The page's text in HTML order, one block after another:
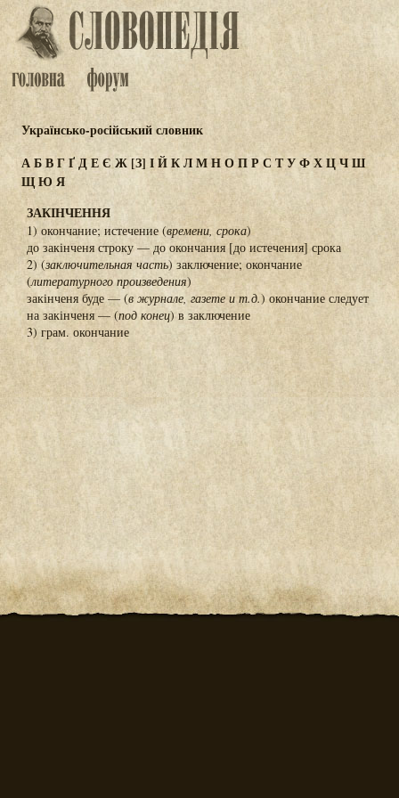
Українсько-російський словник
АБВГҐДЕЄ Ж[З] ІЙКЛМНОПР С ТУФХЦЧШ
ЩЮ Я
ЗАКІНЧЕННЯ
1) окончание; истечение (времени, срока)
до закінченя строку — до окончания [до истечения] срока
2) (заключительная часть) заключение; окончание
(литературного произведения)
закінченя буде — (в журнале, газете и т.д.) окончание следует
на закінченя — (под конец) в заключение
3) грам. окончание